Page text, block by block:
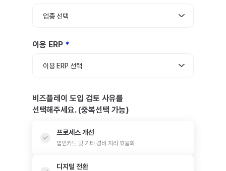
업종 선택
이용 ERP
이용 ERP 선택
비즈플레이 도입 검토 사유를
선택해주세요. (중복선택 가능)
프로세스 개선
법인카드 및 기타 경비 처리 효율화
디지털 전환